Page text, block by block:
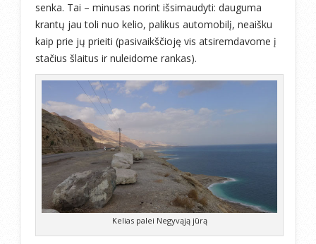
senka. Tai – minusas norint išsimaudyti: dauguma
krantų jau toli nuo kelio, palikus automobilį, neaišku
kaip prie jų prieiti (pasivaikščioję vis atsiremdavome į
stačius šlaitus ir nuleidome rankas).
Kelias palei Negyvąją jūrą